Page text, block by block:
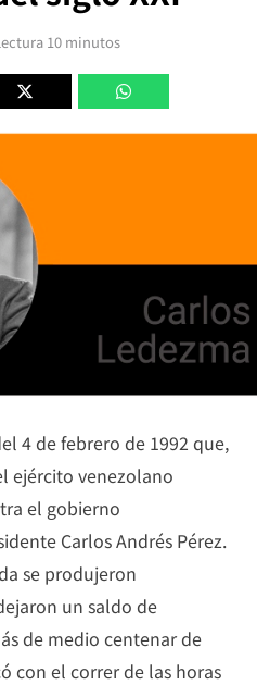
10 minutos
4 de febrero de 1992 que,
ejército venezolano
el gobierno
Carlos Andrés Pérez.
se produjeron
un saldo de
de medio centenar de
con el correr de las horas